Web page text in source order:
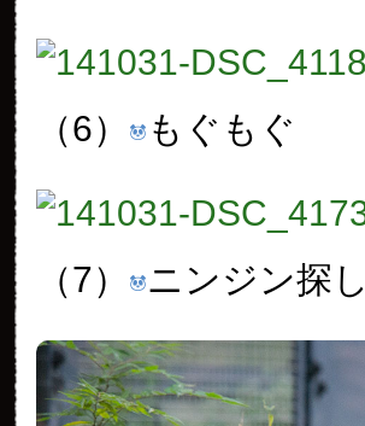
（6） もぐもぐ
（7） ニンジン探し